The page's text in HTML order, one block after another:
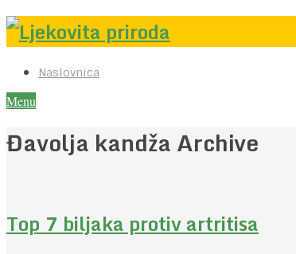
Naslovnica
Menu
Đavolja kandža Archive
Top 7 biljaka protiv artritisa